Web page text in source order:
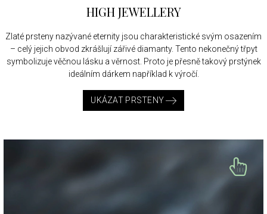
HIGH JEWELLERY
Zlaté prsteny nazývané eternity jsou charakteristické svým osazením
– celý jejich obvod zkrášlují zářivé diamanty. Tento nekonečný třpyt
symbolizuje věčnou lásku a věrnost. Proto je přesně takový prstýnek
ideálním dárkem například k výročí.
UKÁZAT PRSTENY